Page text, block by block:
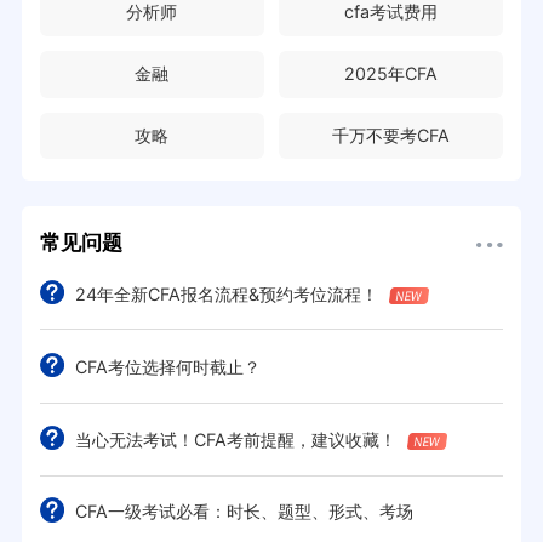
分析师 cfa考试费用
金融 2025年CFA
攻略 千万不要考CFA
常见问题
24年全新CFA报名流程&预约考位流程！
CFA考位选择何时截止？
当心无法考试！CFA考前提醒，建议收藏！
CFA一级考试必看：时长、题型、形式、考场